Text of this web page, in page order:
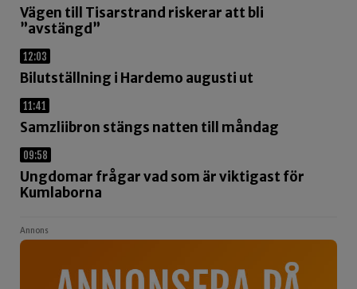
Vägen till Tisarstrand riskerar att bli
”avstängd”
12:03
Bilutställning i Hardemo augusti ut
11:41
Samzliibron stängs natten till måndag
09:58
Ungdomar frågar vad som är viktigast för
Kumlaborna
Annons